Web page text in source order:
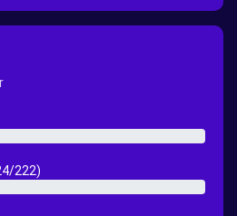
New Continent Quest pt.2
222)